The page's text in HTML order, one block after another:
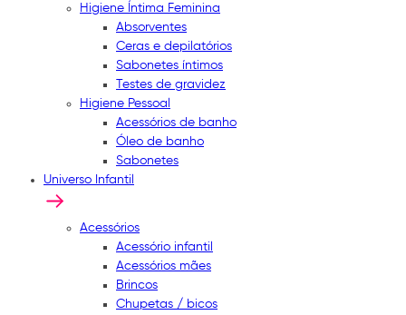
Higiene Íntima Feminina
Absorventes
Ceras e depilatórios
Sabonetes íntimos
Testes de gravidez
Higiene Pessoal
Acessórios de banho
Óleo de banho
Sabonetes
Universo Infantil
Acessórios
Acessório infantil
Acessórios mães
Brincos
Chupetas / bicos